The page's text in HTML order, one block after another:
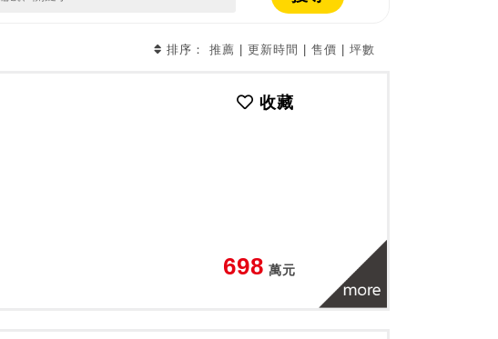
排序： 推薦 | 更新時間 | 售價 | 坪數
698 萬元
收藏